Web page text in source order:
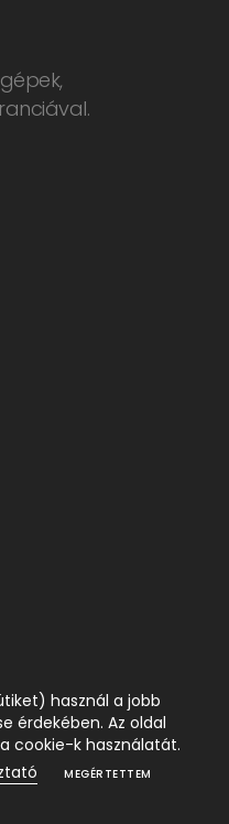
használ a jobb
érdekében. Az oldal
cookie-k használatát.
MEGÉRTETTEM